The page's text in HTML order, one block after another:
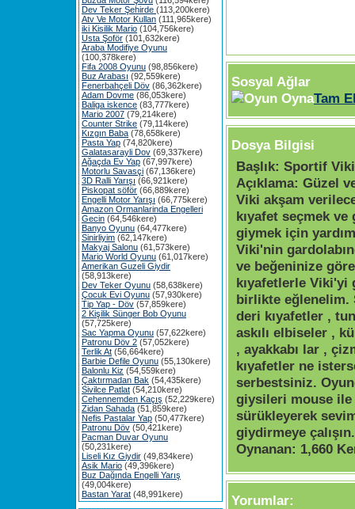
Dev Teker Şehirde (113,200kere)
Atv Ve Motor Kullan (111,965kere)
iki Kisilik Mario (104,756kere)
Usta Şoför (101,632kere)
Araba Modifiye Oyunu
(100,378kere)
Fifa 2008 Oyunu (98,856kere)
Buz Arabası (92,559kere)
Fenerbahçeli Döv (86,362kere)
Adam Dovme (86,053kere)
Baliga iskence (83,777kere)
Mario 2007 (79,214kere)
Counter Strike (79,114kere)
Kızgın Baba (78,658kere)
Pasta Yap (74,820kere)
Galatasarayli Dov (69,337kere)
Ağaçda Ev Yap (67,997kere)
Motorlu Savasçi (67,136kere)
3D Ralli Yarışı (66,921kere)
Piskopat söför (66,889kere)
Engelli Motor Yarışı (66,775kere)
Amazon Ormanlarinda Engelleri
Gecin (64,546kere)
Banyo Oyunu (64,477kere)
Sinirliyim (62,147kere)
Makyaj Salonu (61,573kere)
Mario World Oyunu (61,017kere)
Amerikan Guzeli Giydir
(58,913kere)
Dev Teker Oyunu (58,638kere)
Çocuk Evi Oyunu (57,930kere)
Tip Yap - Döv (57,859kere)
2 Kişilik Sünger Bob Oyunu
(57,725kere)
Sac Yapma Oyunu (57,622kere)
Patronu Döv 2 (57,052kere)
Terlik At (56,664kere)
Barbie Defile Oyunu (55,130kere)
Balonlu Kiz (54,559kere)
Çaktırmadan Bak (54,435kere)
Sivilce Patlat (54,210kere)
Cehennemden Kaçış (52,229kere)
Zidan Sahada (51,859kere)
Nefis Pastalar Yap (50,477kere)
Patronu Döv (50,421kere)
Pacman Duvar Oyunu
(50,231kere)
Liseli Kız Giydir (49,834kere)
Asik Mario (49,396kere)
Buz Dağında Engelli Yarış
(49,004kere)
Bastan Yarat (48,991kere)
Sosyal Ağlar
Tam
Dosya Bilgisi
Başlık: Sportif Viki
Açıklama: Güzel
Viki akşam
kıyafet seçmek
giymek için
Viki'nin
ve beğeninize
kıyafetlerle Viki'yi
birlikte eğlenelim.
deri kıyafetler ,
askılı elbiseler ,
, ayakkabı lar ,
kıyafetler ne
serbestsiniz.
giysileri mouse ile
sürükleyerek
giydirmeye
Oynanan: 1,660
Yorumlar: